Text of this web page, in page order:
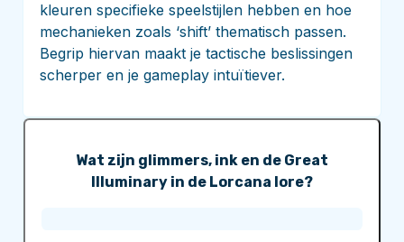
kleuren specifieke speelstijlen hebben en hoe
mechanieken zoals ‘shift’ thematisch passen.
Begrip hiervan maakt je tactische beslissingen
scherper en je gameplay intuïtiever.
Wat zijn glimmers, ink en de Great
Illuminary in de Lorcana lore?